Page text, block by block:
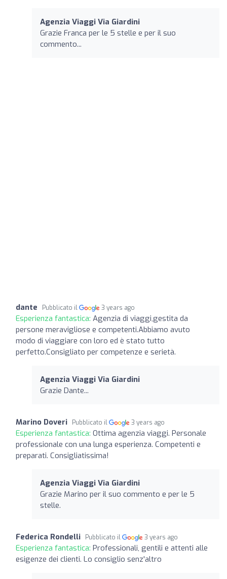
Agenzia Viaggi Via Giardini
Grazie Franca per le 5 stelle e per il suo
commento...
dante Pubblicato il 3 years ago
Esperienza fantastica: Agenzia di viaggi,gestita da
persone meravigliose e competenti.Abbiamo avuto
modo di viaggiare con loro ed è stato tutto
perfetto.Consigliato per competenze e serietà.
Agenzia Viaggi Via Giardini
Grazie Dante...
Marino Doveri Pubblicato il 3 years ago
Esperienza fantastica: Ottima agenzia viaggi. Personale
professionale con una lunga esperienza. Competenti e
preparati. Consigliatissima!
Agenzia Viaggi Via Giardini
Grazie Marino per il suo commento e per le 5
stelle.
Federica Rondelli Pubblicato il 3 years ago
Esperienza fantastica: Professionali, gentili e attenti alle
esigenze dei clienti. Lo consiglio senz'altro